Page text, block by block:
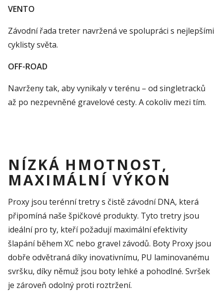
VENTO
Závodní řada treter navržená ve spolupráci s nejlepšími
cyklisty světa.
OFF-ROAD
Navrženy tak, aby vynikaly v terénu – od singletracků
až po nezpevněné gravelové cesty. A cokoliv mezi tím.
NÍZKÁ HMOTNOST,
MAXIMÁLNÍ VÝKON
Proxy jsou terénní tretry s čistě závodní DNA, která
připomíná naše špičkové produkty. Tyto tretry jsou
ideální pro ty, kteří požadují maximální efektivity
šlapání během XC nebo gravel závodů. Boty Proxy jsou
dobře odvětraná díky inovativnímu, PU laminovanému
svršku, díky němuž jsou boty lehké a pohodlné. Svršek
je zároveň odolný proti roztržení.